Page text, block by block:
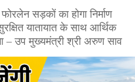
सड़कों का होगा निर्माण
यातायात के साथ आर्थिक
– उप मुख्यमंत्री श्री अरुण साव